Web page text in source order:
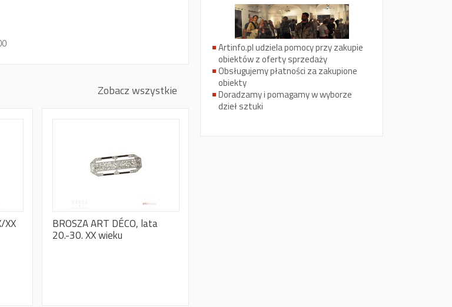
Zobacz wszystkie
XX BROSZA ART DÉCO, lata
20.-30. XX wieku
Artinfo.pl udziela pomocy przy zakupie
obiektów z oferty sprzedaży
Obsługujemy płatności za zakupione
obiekty
Doradzamy i pomagamy w wyborze
dzieł sztuki